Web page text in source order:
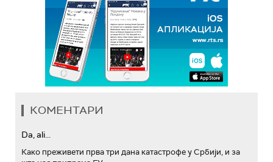
КОМЕНТАРИ
Da, ali...
Како преживети прва три дана катастрофе у Србији, и за